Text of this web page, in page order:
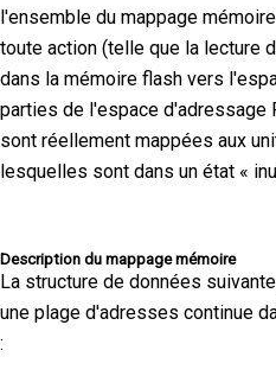
l'ensemble du mappage
toute action (telle que la lecture
dans la mémoire flash vers
parties de l'espace d'adressage
sont réellement mappées aux
lesquelles sont dans un état «
Description du mappage mémoire
La structure de données
une plage d'adresses continue
: